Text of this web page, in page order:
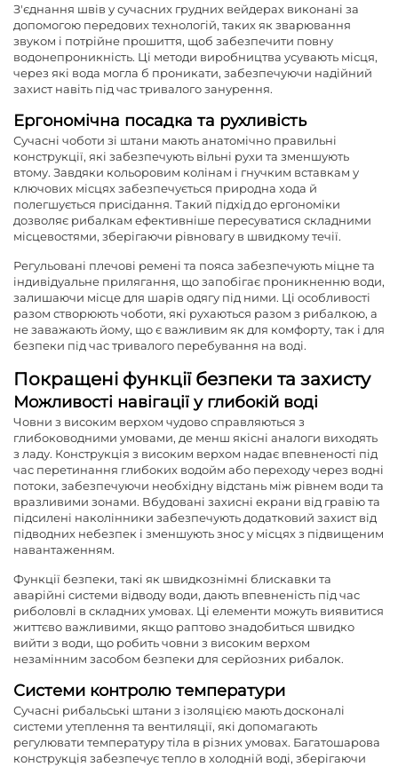
З'єднання швів у сучасних грудних вейдерах виконані за
допомогою передових технологій, таких як зварювання
звуком і потрійне прошиття, щоб забезпечити повну
водонепроникність. Ці методи виробництва усувають місця,
через які вода могла б проникати, забезпечуючи надійний
захист навіть під час тривалого занурення.
Ергономічна посадка та рухливість
Сучасні чоботи зі штани мають анатомічно правильні
конструкції, які забезпечують вільні рухи та зменшують
втому. Завдяки кольоровим колінам і гнучким вставкам у
ключових місцях забезпечується природна хода й
полегшується присідання. Такий підхід до ергономіки
дозволяє рибалкам ефективніше пересуватися складними
місцевостями, зберігаючи рівновагу в швидкому течії.
Регульовані плечові ремені та пояса забезпечують міцне та
індивідуальне прилягання, що запобігає проникненню води,
залишаючи місце для шарів одягу під ними. Ці особливості
разом створюють чоботи, які рухаються разом з рибалкою, а
не заважають йому, що є важливим як для комфорту, так і для
безпеки під час тривалого перебування на воді.
Покращені функції безпеки та захисту
Можливості навігації у глибокій воді
Човни з високим верхом чудово справляються з
глибоководними умовами, де менш якісні аналоги виходять
з ладу. Конструкція з високим верхом надає впевненості під
час перетинання глибоких водойм або переходу через водні
потоки, забезпечуючи необхідну відстань між рівнем води та
вразливими зонами. Вбудовані захисні екрани від гравію та
підсилені наколінники забезпечують додатковий захист від
підводних небезпек і зменшують знос у місцях з підвищеним
навантаженням.
Функції безпеки, такі як швидкознімні блискавки та
аварійні системи відводу води, дають впевненість під час
риболовлі в складних умовах. Ці елементи можуть виявитися
життєво важливими, якщо раптово знадобиться швидко
вийти з води, що робить човни з високим верхом
незамінним засобом безпеки для серйозних рибалок.
Системи контролю температури
Сучасні рибальські штани з ізоляцією мають досконалі
системи утеплення та вентиляції, які допомагають
регулювати температуру тіла в різних умовах. Багатошарова
конструкція забезпечує тепло в холодній воді, зберігаючи